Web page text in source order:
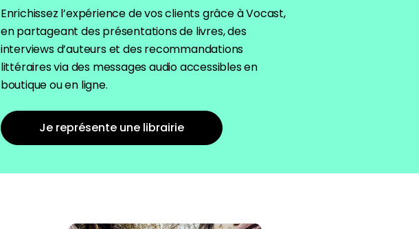
Enrichissez l’expérience de vos clients grâce à Vocast,
en partageant des présentations de livres, des
interviews d’auteurs et des recommandations
littéraires via des messages audio accessibles en
boutique ou en ligne.
Je représente une librairie